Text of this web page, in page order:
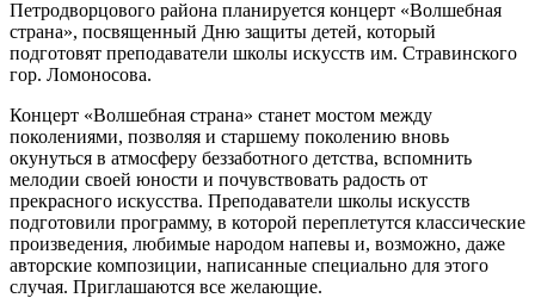
Петродворцового района планируется концерт «Волшебная
страна», посвященный Дню защиты детей, который
подготовят преподаватели школы искусств им. Стравинского
гор. Ломоносова.
Концерт «Волшебная страна» станет мостом между
поколениями, позволяя и старшему поколению вновь
окунуться в атмосферу беззаботного детства, вспомнить
мелодии своей юности и почувствовать радость от
прекрасного искусства. Преподаватели школы искусств
подготовили программу, в которой переплетутся классические
произведения, любимые народом напевы и, возможно, даже
авторские композиции, написанные специально для этого
случая. Приглашаются все желающие.